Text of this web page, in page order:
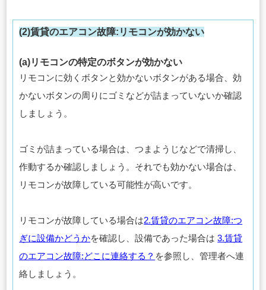
(2)賃貸のエアコン故障:リモコンが効かない
(a)リモコンの特定のボタンが効かない
リモコンに効くボタンと効かないボタンがある場合、効
かないボタンの周りにゴミなどが詰まっていないか確認
しましょう。
ゴミが詰まっている場合は、つまようじなどで清掃し、
作動するか確認しましょう。それでも効かない場合は、
リモコンが故障している可能性が高いです。
リモコンが故障している場合は2.賃貸のエアコン故障:つ
ぎに設備かどうかを確認し、設備であった場合は3.賃貸
のエアコン故障:どこに連絡する？ を参照し、管理者へ連
絡しましょう。